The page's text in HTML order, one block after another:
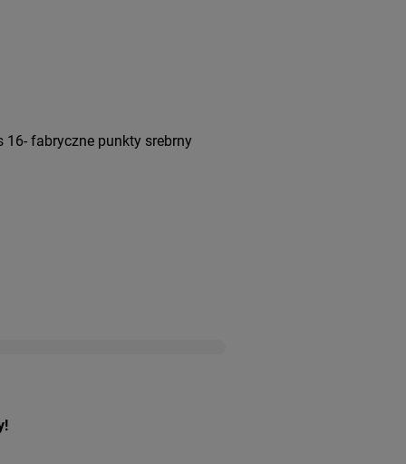
16- fabryczne punkty srebrny